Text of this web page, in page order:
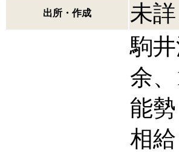
出所・作成 未詳
駒
余
能
相